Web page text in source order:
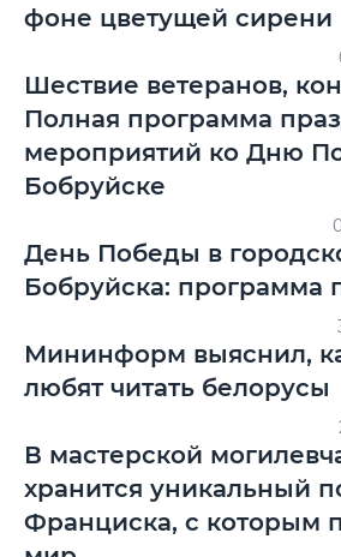
фоне цветущей сирени
Шествие ветеранов,
Полная программа
мероприятий ко Дню
Бобруйске
День Победы в
Бобруйска: программа
Мининформ выяснил,
любят читать белорусы
В мастерской
хранится уникальный
Франциска, с которым